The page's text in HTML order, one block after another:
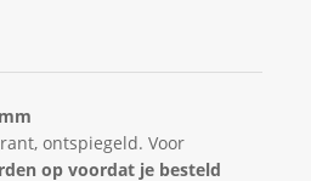
ontspiegeld. Voor
op voordat je besteld